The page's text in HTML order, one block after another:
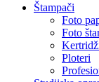
Štampači
Foto
Foto
Ploteri